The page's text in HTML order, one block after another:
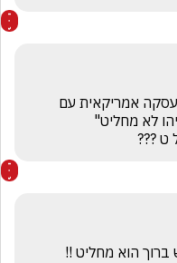
ט ???
הוא מחליט !!